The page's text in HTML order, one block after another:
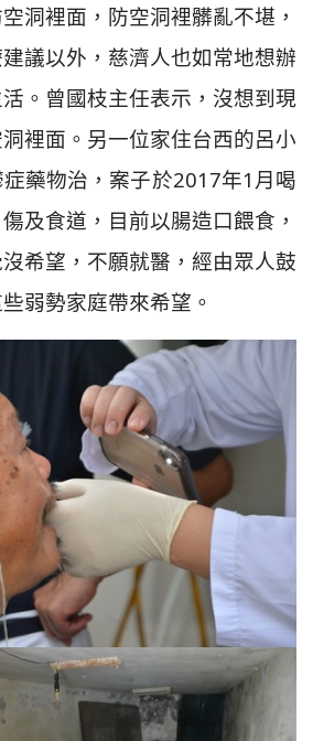
洞裡面，防空洞裡髒亂不堪，
議以外，慈濟人也如常地想辦
。曾國枝主任表示，沒想到現
裡面。另一位家住台西的呂小
藥物治，案子於2017年1月喝
及食道，目前以腸造口餵食，
希望，不願就醫，經由眾人鼓
弱勢家庭帶來希望。